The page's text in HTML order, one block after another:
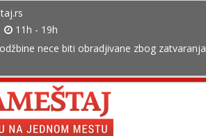
11h - 19h
nece biti obradjivane zbog zatvaranja